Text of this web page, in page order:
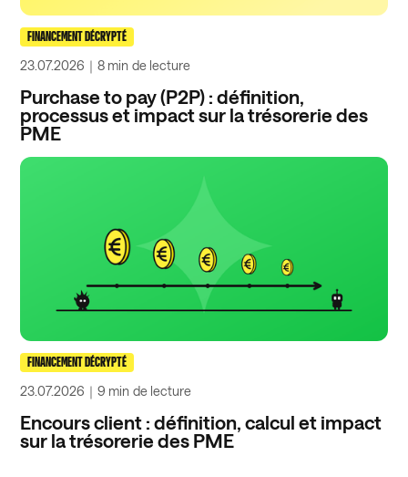
FINANCEMENT DÉCRYPTÉ
23.07.2026 ｜8 min de lecture
Purchase to pay (P2P) : définition,
processus et impact sur la trésorerie des
PME
FINANCEMENT DÉCRYPTÉ
23.07.2026 ｜9 min de lecture
Encours client : définition, calcul et impact
sur la trésorerie des PME